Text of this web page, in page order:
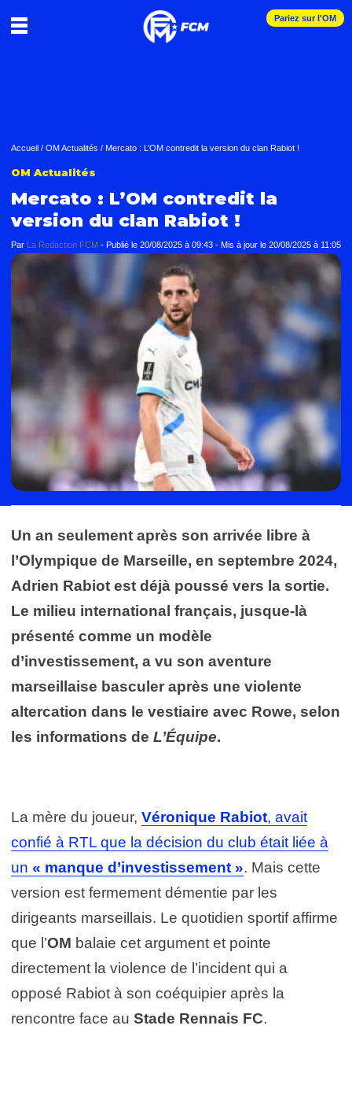
Pariez sur l'OM
Accueil / OM Actualités / Mercato : L’OM contredit la version du clan Rabiot !
OM Actualités
Mercato : L’OM contredit la
version du clan Rabiot !
Par La Redaction FCM - Publié le 20/08/2025 à 09:43 - Mis à jour le 20/08/2025 à 11:05
Un an seulement après son arrivée libre à
l’Olympique de Marseille, en septembre 2024,
Adrien Rabiot est déjà poussé vers la sortie.
Le milieu international français, jusque-là
présenté comme un modèle
d’investissement, a vu son aventure
marseillaise basculer après une violente
altercation dans le vestiaire avec Rowe, selon
les informations de L’Équipe.
La mère du joueur, Véronique Rabiot, avait
confié à RTL que la décision du club était liée à
un « manque d’investissement ». Mais cette
version est fermement démentie par les
dirigeants marseillais. Le quotidien sportif affirme
que l’OM balaie cet argument et pointe
directement la violence de l’incident qui a
opposé Rabiot à son coéquipier après la
rencontre face au Stade Rennais FC.